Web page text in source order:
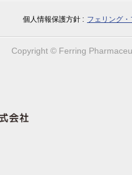
個人情報保護方針 フェリング
Copyright © Ferring